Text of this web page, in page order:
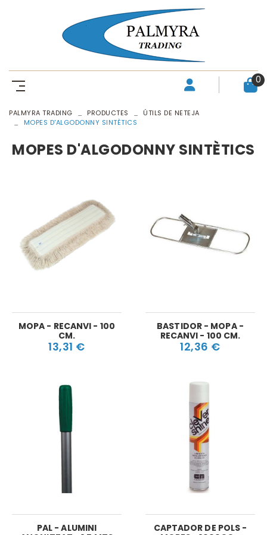
0
PALMYRA TRADING PRODUCTES
ÚTILS DE NETEJA
MOPES D'ALGODONNY SINTÈTICS
MOPES D'ALGODONNY SINTÈTICS
MOPA - RECANVI - 100
CM.
13,31 €
BASTIDOR - MOPA -
RECANVI - 100 CM.
12,36 €
PAL - ALUMINI
CAPTADOR DE POLS -